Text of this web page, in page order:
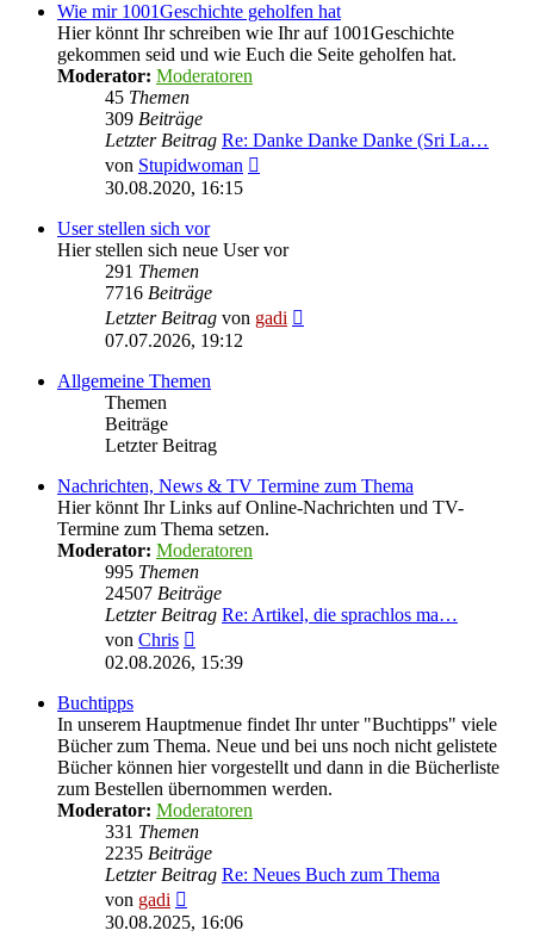
Wie mir 1001Geschichte geholfen hat
Hier könnt Ihr schreiben wie Ihr auf 1001Geschichte
gekommen seid und wie Euch die Seite geholfen hat.
Moderator: Moderatoren
45 Themen
309 Beiträge
Letzter Beitrag Re: Danke Danke Danke (Sri La…
von Stupidwoman
30.08.2020, 16:15
User stellen sich vor
Hier stellen sich neue User vor
291 Themen
7716 Beiträge
Letzter Beitrag von gadi
07.07.2026, 19:12
Allgemeine Themen
Themen
Beiträge
Letzter Beitrag
Nachrichten, News & TV Termine zum Thema
Hier könnt Ihr Links auf Online-Nachrichten und TV-
Termine zum Thema setzen.
Moderator: Moderatoren
995 Themen
24507 Beiträge
Letzter Beitrag Re: Artikel, die sprachlos ma…
von Chris
Beitrag
02.08.2026, 15:39
Buchtipps
In unserem Hauptmenue findet Ihr unter "Buchtipps" viele
Bücher zum Thema. Neue und bei uns noch nicht gelistete
Bücher können hier vorgestellt und dann in die Bücherliste
zum Bestellen übernommen werden.
Moderator: Moderatoren
331 Themen
2235 Beiträge
Letzter Beitrag Re: Neues Buch zum Thema
von gadi
Beitrag
30.08.2025, 16:06